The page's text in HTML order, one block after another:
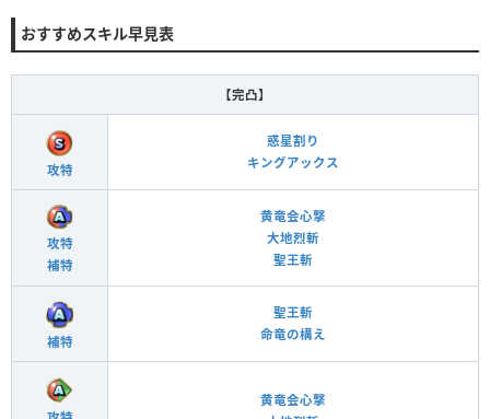
おすすめスキル早見表
【完凸】
攻特
惑星割り
キングアックス
攻特
補特
黄竜会心撃
大地烈斬
聖王斬
補特
聖王斬
命竜の構え
黄竜会心撃